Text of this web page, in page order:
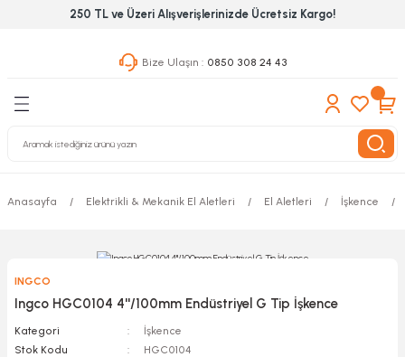
250 TL ve Üzeri Alışverişlerinizde Ücretsiz Kargo!
Bize Ulaşın : 0850 308 24 43
Geri Dön
Geri Dön
& Nalburiye
Grubu
Geri Dön
Anasayfa Elektrikli & Mekanik El Aletleri El Aletleri İşkence
INGCO
Ingco HGC0104 4''/100mm Endüstriyel G Tip İşkence
Kategori
İşkence
Stok Kodu
HGC0104